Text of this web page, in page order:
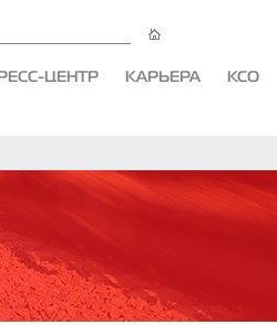
ЦЕНТР КАРЬЕРА КСО